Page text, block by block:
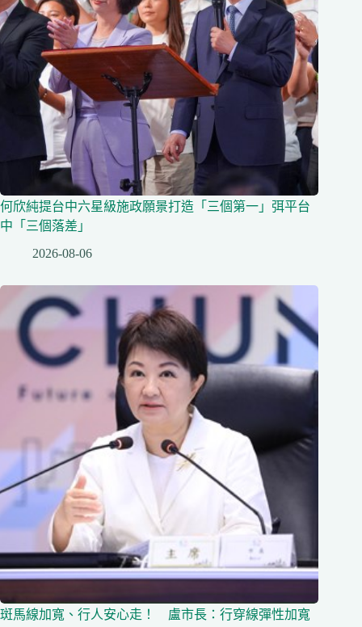
何欣純提台中六星級施政願景打造「三個第一」弭平台
中「三個落差」
2026-08-06
斑馬線加寬、行人安心走！ 盧市長：行穿線彈性加寬